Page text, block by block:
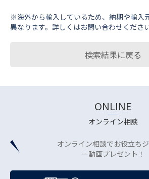
※海外から輸⼊しているため、納期や輸⼊
異なります。詳しくはお問い合わせください
検索結果に戻る
ONLINE
オンライン相談
オンライン相談でお役立ち
ー動画プレゼント！